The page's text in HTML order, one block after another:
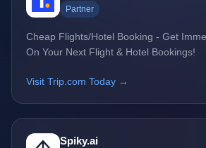
Partner
Cheap Flights/Hotel Booking - Get
On Your Next Flight & Hotel Bookings!
Visit Trip.com Today →
Spiky.ai